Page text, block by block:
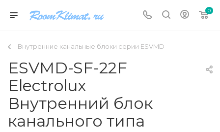
0
Внутренние канальные блоки серии ESVMD
ESVMD-SF-22F
Electrolux
Внутренний блок
канального типа